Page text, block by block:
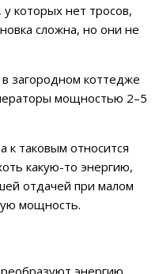
которых нет тросов,
сложна, но они не
загородном коттедже
мощностью 2–5
к таковым относится
какую-то энергию,
отдачей при малом
мощность.
энергию